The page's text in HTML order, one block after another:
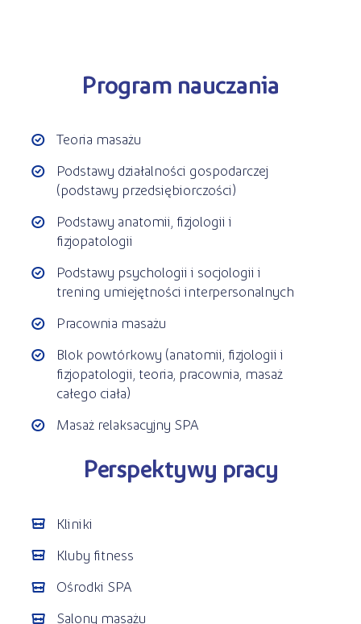
Program nauczania
Teoria masażu
Podstawy działalności gospodarczej
(podstawy przedsiębiorczości)
Podstawy anatomii, fizjologii i
fizjopatologii
Podstawy psychologii i socjologii i
trening umiejętności interpersonalnych
Pracownia masażu
Blok powtórkowy (anatomii, fizjologii i
fizjopatologii, teoria, pracownia, masaż
całego ciała)
Masaż relaksacyjny SPA
Perspektywy pracy
Kliniki
Kluby fitness
Ośrodki SPA
Salony masażu